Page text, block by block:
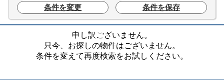
条件を変更
条件を保存
申し訳ございません。
只今、お探しの物件はございません。
条件を変えて再度検索をお試しください。